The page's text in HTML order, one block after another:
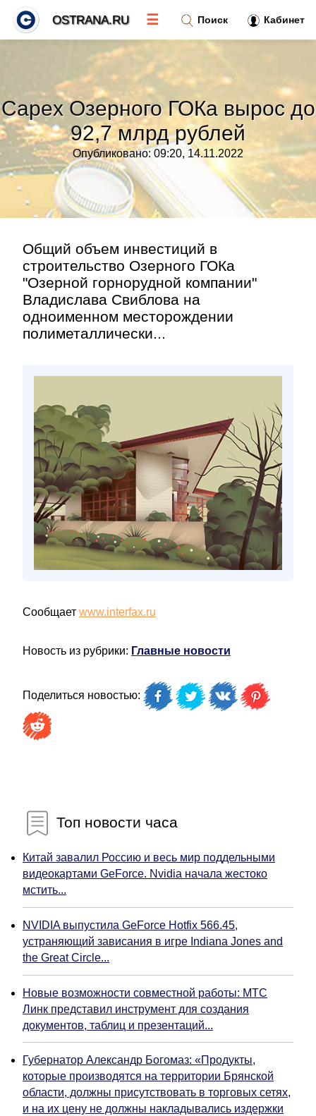
Capex Озерного ГОКа вырос до
92,7 млрд рублей
Опубликовано: 09:20, 14.11.2022
Общий объем инвестиций в
строительство Озерного ГОКа
"Озерной горнорудной компании"
Владислава Свиблова на
одноименном месторождении
полиметаллически...
Сообщает www.interfax.ru
Новость из рубрики: Главные новости
Поделиться новостью:
Топ новости часа
Китай завалил Россию и весь мир поддельными
видеокартами GeForce. Nvidia начала жестоко
мстить...
NVIDIA выпустила GeForce Hotfix 566.45,
устраняющий зависания в игре Indiana Jones and
the Great Circle...
Новые возможности совместной работы: МТС
Линк представил инструмент для создания
документов, таблиц и презентаций...
Губернатор Александр Богомаз: «Продукты,
которые производятся на территории Брянской
области, должны присутствовать в торговых сетях,
и на их цену не должны накладывались издержки
Поиск Кабинет
OSTRANA.RU ☰
Тренды новостей»
Рубрики»
Правила»
Контакт»